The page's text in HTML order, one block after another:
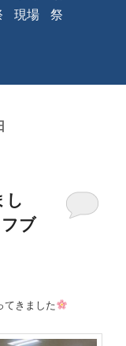
現場
祭
ブ
てきました